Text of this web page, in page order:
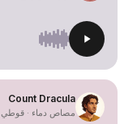
Count Dracula
مصاص دماء · قوطي